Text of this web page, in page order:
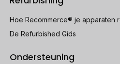
Hoe Recommerce® je apparaten
De Refurbished Gids
Ondersteuning